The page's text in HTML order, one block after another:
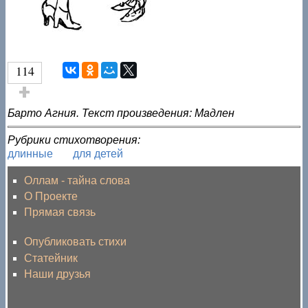
114
Голос за!
Барто Агния. Текст произведения: Мадлен
Рубрики стихотворения:
длинные
для детей
Оллам - тайна слова
О Проекте
Прямая связь
Опубликовать стихи
Статейник
Наши друзья